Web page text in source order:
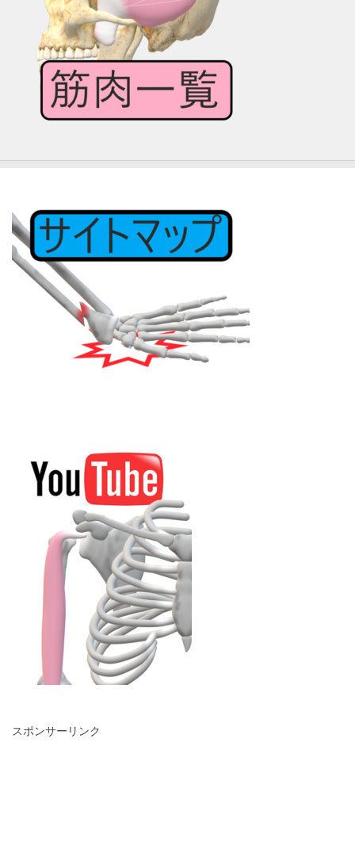
スポンサーリンク